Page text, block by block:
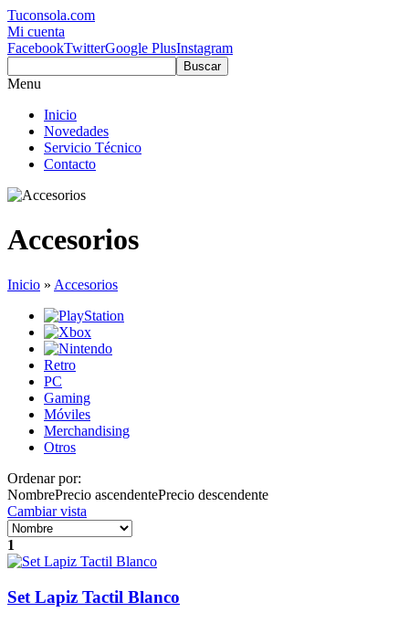
Tuconsola.com
Mi cuenta
FacebookTwitterGoogle PlusInstagram
Buscar
Menu
Inicio
Novedades
Servicio Técnico
Contacto
Accesorios
Inicio » Accesorios
Retro
PC
Gaming
Móviles
Merchandising
Otros
Ordenar por:
NombrePrecio ascendentePrecio descendente
Cambiar vista
1
Set Lapiz Tactil Blanco